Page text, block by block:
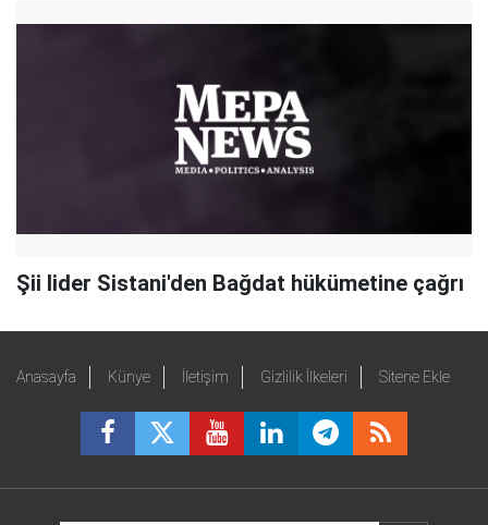
Şii lider Sistani'den Bağdat hükümetine çağrı
Anasayfa Künye İletişim Gizlilik İlkeleri Sitene Ekle